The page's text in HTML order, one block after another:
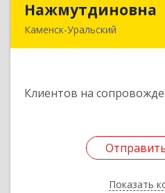
Нажмутдиновна
Каменск-Уральский
Клиентов на
Показать